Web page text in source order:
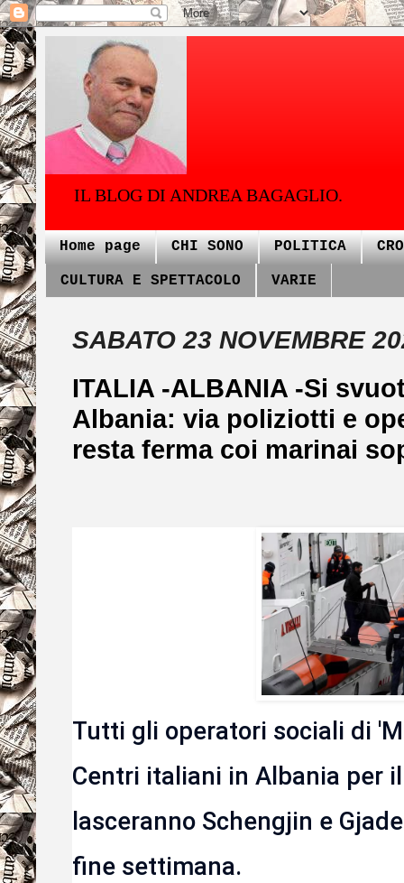
IL BLOG DI ANDREA BAGAGLIO.
Home page CHI SONO POLITICA
CULTURA E SPETTACOLO VARIE
SABATO 23 NOVEMBRE
ITALIA -ALBANIA -Si
Albania: via poliziotti e
resta ferma coi marinai
Tutti gli operatori sociali di
Centri italiani in Albania per
lasceranno Schengjin e
fine settimana.